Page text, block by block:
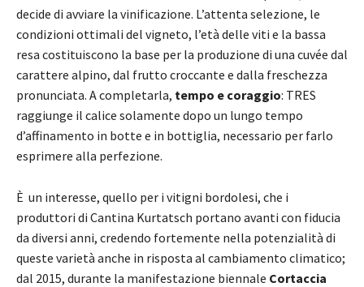
decide di avviare la vinificazione. L’attenta selezione, le
condizioni ottimali del vigneto, l’età delle viti e la bassa
resa costituiscono la base per la produzione di una cuvée dal
carattere alpino, dal frutto croccante e dalla freschezza
pronunciata. A completarla, tempo e coraggio: TRES
raggiunge il calice solamente dopo un lungo tempo
d’affinamento in botte e in bottiglia, necessario per farlo
esprimere alla perfezione.
È un interesse, quello per i vitigni bordolesi, che i
produttori di Cantina Kurtatsch portano avanti con fiducia
da diversi anni, credendo fortemente nella potenzialità di
queste varietà anche in risposta al cambiamento climatico;
dal 2015, durante la manifestazione biennale Cortaccia